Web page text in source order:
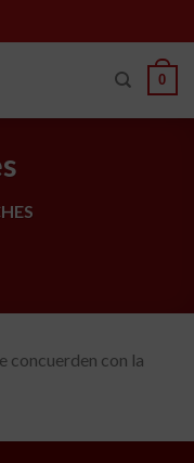
0
concuerden con la